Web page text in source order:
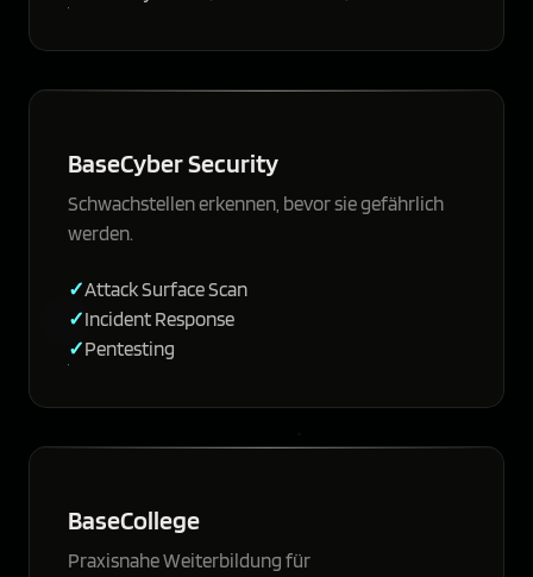
BaseCyber Security
Schwachstellen erkennen, bevor sie gefährlich
werden.
Attack Surface Scan
Incident Response
Pentesting
BaseCollege
Praxisnahe Weiterbildung für